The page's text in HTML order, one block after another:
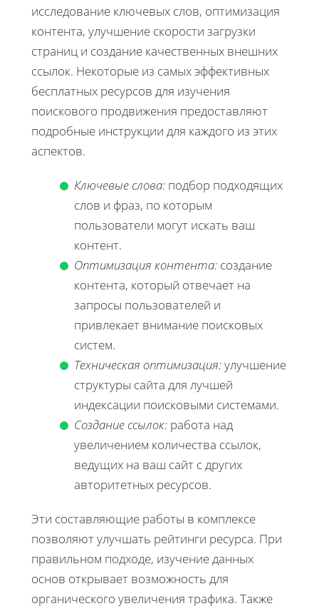
исследование ключевых слов, оптимизация
контента, улучшение скорости загрузки
страниц и создание качественных внешних
ссылок. Некоторые из самых эффективных
бесплатных ресурсов для изучения
поискового продвижения предоставляют
подробные инструкции для каждого из этих
аспектов.
Ключевые слова: подбор подходящих
слов и фраз, по которым
пользователи могут искать ваш
контент.
Оптимизация контента: создание
контента, который отвечает на
запросы пользователей и
привлекает внимание поисковых
систем.
Техническая оптимизация:улучшение
структуры сайта для лучшей
индексации поисковыми системами.
Создание ссылок: работа над
увеличением количества ссылок,
ведущих на ваш сайт с других
авторитетных ресурсов.
Эти составляющие работы в комплексе
позволяют улучшать рейтинги ресурса. При
правильном подходе, изучение данных
основ открывает возможность для
органического увеличения трафика. Также